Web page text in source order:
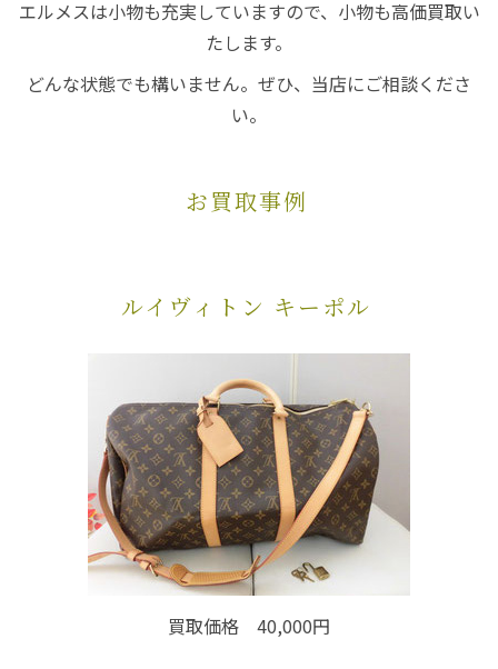
エルメスは小物も充実していますので、小物も高価買取い
たします。
どんな状態でも構いません。ぜひ、当店にご相談くださ
い。
お買取事例
ルイヴィトン キーポル
買取価格 40,000円